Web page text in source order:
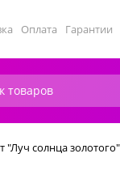
Оплата Гарантии
"Луч солнца золотого"